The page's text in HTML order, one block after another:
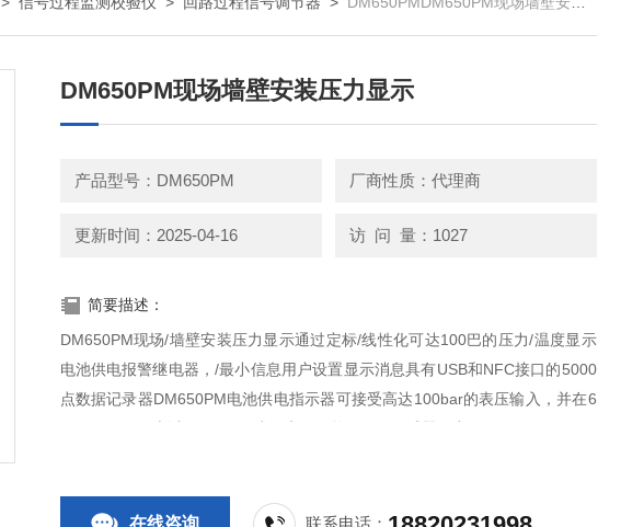
DM650PM现场墙壁安装压力显示
产品型号：DM650PM 厂商性质：代理商
更新时间：2025-04-16 访 问 量：1027
简要描述：
DM650PM现场/墙壁安装压力显示通过定标/线性化可达100巴的压力/温度显示
电池供电报警继电器，/最小信息用户设置显示消息具有USB和NFC接口的5000
点数据记录器DM650PM电池供电指示器可接受高达100bar的表压输入，并在6
位LCD显示屏上以BAR，PSI或用户工程单位显示传感器压力
在线咨询 联系电话：